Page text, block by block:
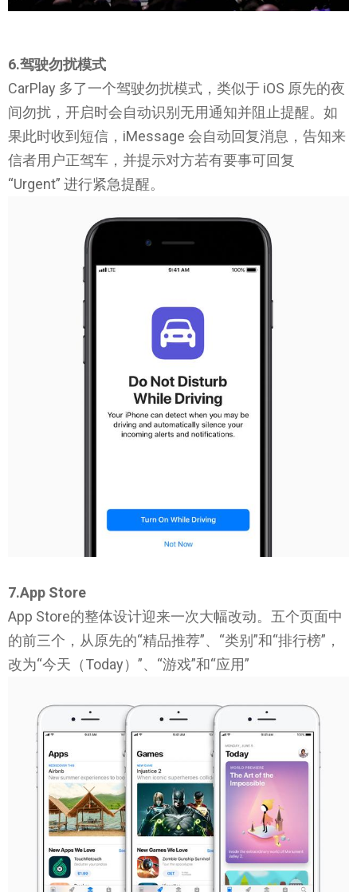
6.驾驶勿扰模式
CarPlay 多了一个驾驶勿扰模式，类似于 iOS 原先的夜
间勿扰，开启时会自动识别无用通知并阻止提醒。如
果此时收到短信，iMessage 会自动回复消息，告知来
信者用户正驾车，并提示对方若有要事可回复
“Urgent” 进行紧急提醒。
7.App Store
App Store的整体设计迎来一次大幅改动。五个页面中
的前三个，从原先的“精品推荐”、“类别”和“排行榜”，
改为“今天（Today）”、“游戏”和“应用”